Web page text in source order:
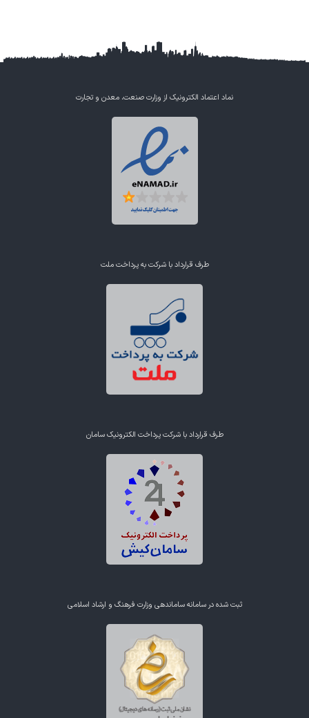
نماد اعتماد الکترونیک از وزارت صنعت، معدن و تجارت
طرف قرارداد با شرکت به پرداخت ملت
طرف قرارداد با شرکت پرداخت الکترونیک سامان
ثبت شده در سامانه ساماندهی وزارت فرهنگ و ارشاد اسلامی